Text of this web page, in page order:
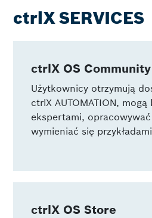
ctrlX SERVICES
ctrlX OS Community
Użytkownicy otrzymują
ctrlX AUTOMATION,
ekspertami,
wymieniać się
ctrlX OS Store